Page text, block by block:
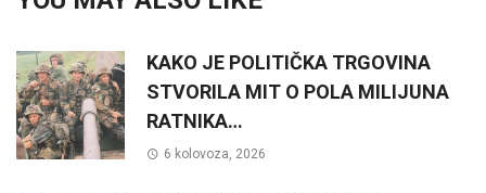
KAKO JE POLITIČKA TRGOVINA
STVORILA MIT O POLA MILIJUNA
RATNIKA…
6 kolovoza, 2026